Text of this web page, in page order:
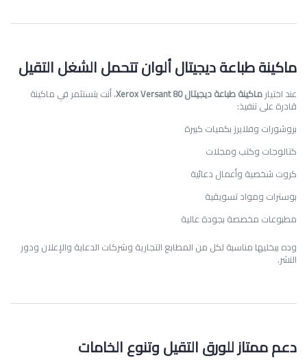
ماكينة طباعة ديجيتال ألوان تتحمل الشغل التقيل
عند اختيارماكينة طباعة ديجيتال Xerox Versant 80 ، أنت بتستثمر في ماكينة
قادرة على تنفيذ:
بروشورات وفلايرز بكميات كبيرة
كتالوجات وكتب ومجلات
كروت شخصية وأعمال دعائية
بوسترات ومواد تسويقية
مطبوعات مخصصة بجودة عالية
وده بيخليها مناسبة لكل من المطابع التجارية وشركات الدعاية والإعلان ودور
النشر.
دعم ممتاز للورق التقيل وتنوع الخامات